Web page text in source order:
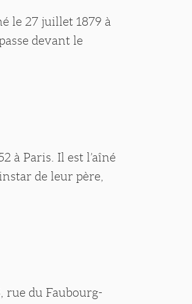
le 27 juillet 1879 à
devant le
à Paris. Il est l’aîné
de leur père,
rue du Faubourg-